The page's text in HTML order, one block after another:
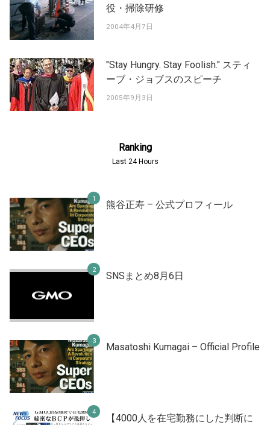
役・掃除研修
2004年4月7日
"Stay Hungry. Stay Foolish." スティ
ーブ・ジョブスのスピーチ
2005年9月3日
Ranking
Last 24 Hours
熊谷正寿 – 公式プロフィール
SNSまとめ8月6日
Masatoshi Kumagai – Official Profile
【4000人を在宅勤務にした判断に